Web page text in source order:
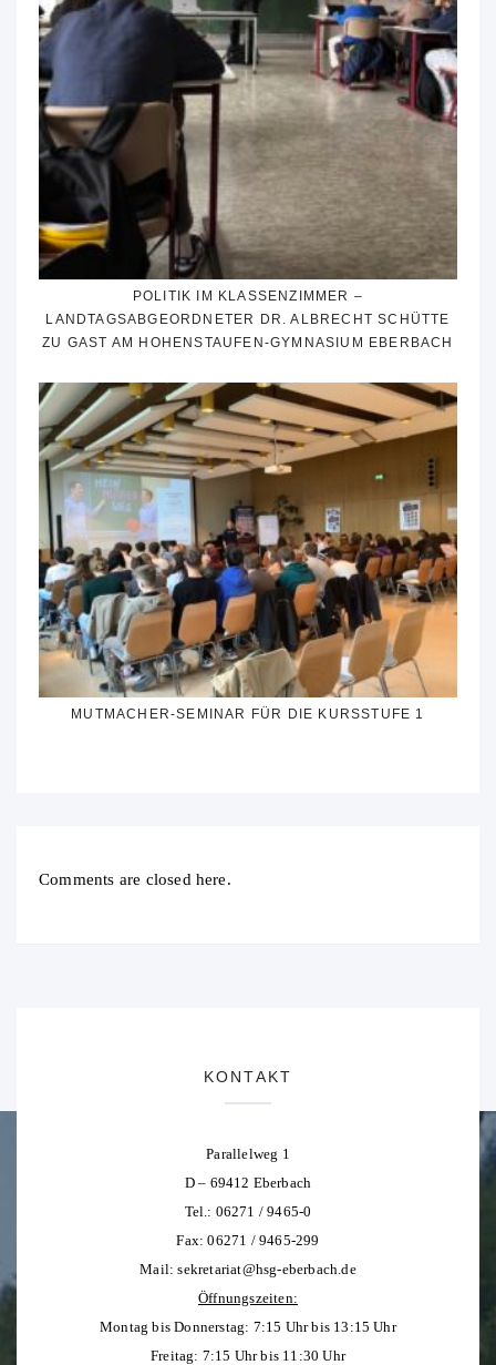
POLITIK IM KLASSENZIMMER –
LANDTAGSABGEORDNETER DR. ALBRECHT SCHÜTTE
ZU GAST AM HOHENSTAUFEN-GYMNASIUM EBERBACH
MUTMACHER-SEMINAR FÜR DIE KURSSTUFE 1
Comments are closed here.
KONTAKT
Parallelweg 1
D – 69412 Eberbach
Tel.: 06271 / 9465-0
Fax: 06271 / 9465-299
Mail:sekretariat@hsg-eberbach.de
Öffnungszeiten:
Montag bis Donnerstag: 7:15 Uhr bis 13:15 Uhr
Freitag: 7:15 Uhr bis 11:30 Uhr